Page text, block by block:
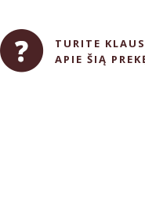
TURITE
APIE ŠIĄ